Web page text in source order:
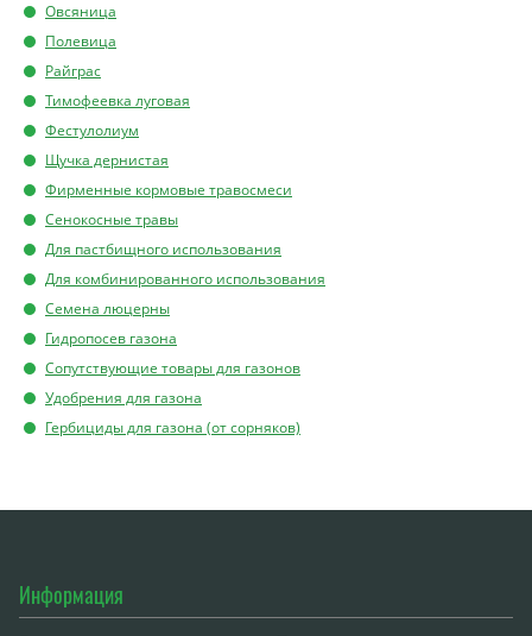
Овсяница
Полевица
Райграс
Тимофеевка луговая
Фестулолиум
Щучка дернистая
Фирменные кормовые травосмеси
Сенокосные травы
Для пастбищного использования
Для комбинированного использования
Семена люцерны
Гидропосев газона
Сопутствующие товары для газонов
Удобрения для газона
Гербициды для газона (от сорняков)
Информация